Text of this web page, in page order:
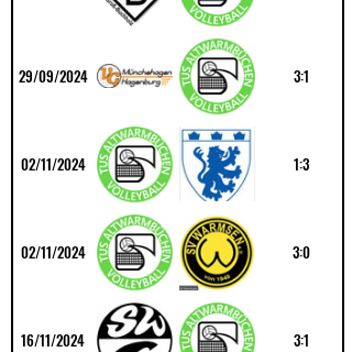
29/09/2024 3:1
02/11/2024 1:3
02/11/2024 3:0
16/11/2024 3:1